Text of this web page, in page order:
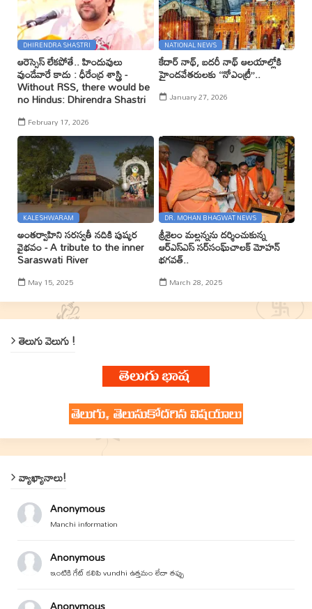
DHIRENDRA SHASTRI
ఆరెస్సెస్ లేకపోతే.. హిందువులు
వుండేవారే కాదు : ధీరేంద్ర శాస్త్రి -
Without RSS, there would be
no Hindus: Dhirendra Shastri
February 17, 2026
NATIONAL NEWS
కేదార్ నాథ్, బదరీ నాథ్ ఆలయాల్లోకి
హైందవేతరులకు ‘‘నోఎంట్రీ’’..
January 27, 2026
KALESHWARAM
అంతర్వాహిని సరస్వతీ నదికి పుష్కర
వైభవం - A tribute to the inner
Saraswati River
May 15, 2025
DR. MOHAN BHAGWAT NEWS
శ్రీశైలం మల్లన్నను దర్శించుకున్న
ఆర్ఎస్ఎస్ సర్‌సంఘ్‌చాలక్ మోహన్
భగవత్..
March 28, 2025
తెలుగు వెలుగు !
వ్యాఖ్యానాలు!
Anonymous
Manchi information
Anonymous
ఇంటికి గేట్ కలిపి vundhi ఉత్తమం లేదా తప్పు